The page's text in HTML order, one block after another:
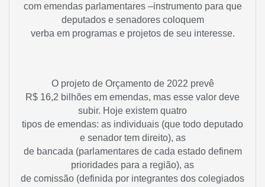
com emendas parlamentares –instrumento para que
deputados e senadores coloquem
verba em programas e projetos de seu interesse.
O projeto de Orçamento de 2022 prevê
R$ 16,2 bilhões em emendas, mas esse valor deve
subir. Hoje existem quatro
tipos de emendas: as individuais (que todo deputado
e senador tem direito), as
de bancada (parlamentares de cada estado definem
prioridades para a região), as
de comissão (definida por integrantes dos colegiados